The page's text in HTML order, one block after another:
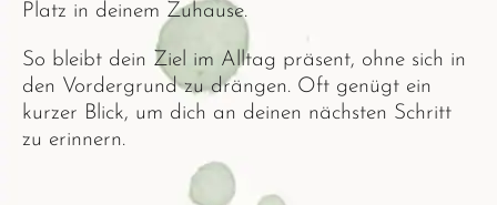
Platz in deinem Zuhause.
So bleibt dein Ziel im Alltag präsent, ohne sich in
den Vordergrund zu drängen. Oft genügt ein
kurzer Blick, um dich an deinen nächsten Schritt
zu erinnern.